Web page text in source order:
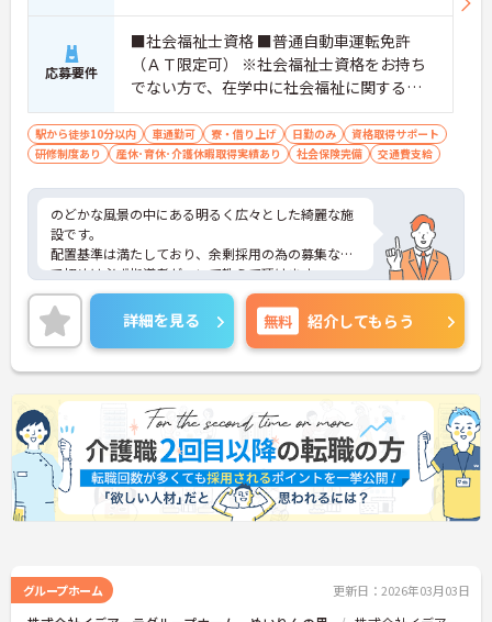
応募要件
■社会福祉士資格 ■普通自動車運転免許
（ＡＴ限定可） ※社会福祉士資格をお持ち
でない方で、在学中に社会福祉に関する学
科を卒業されている方や社会福祉主事任用
資格をお持ちの方は相談可能です。
駅から徒歩10分以内 車通勤可 寮・借り上げ 日勤のみ
資格取得サポート
研修制度あり
産休･育休･介護休暇取得実績あり 社会保険完備 交通費支給
のどかな風景の中にある明るく広々とした綺麗な施
設です。
配置基準は満たしており、余剰採用の為の募集なの
で初めは必ず指導者がついて教えて頂けます。
また子育て支援には力を入れており、育休取得率は
100％です。またこども園も運営しており、子供を
預けながら働いていらっしゃるスタッフもいます。
少しでもご興味のある方はお気軽にご相談くださ
い。面接対策など詳細をお伝えいたします！
詳細を見る 無料 紹介してもらう
グループホーム 更新日：2026年03月03日